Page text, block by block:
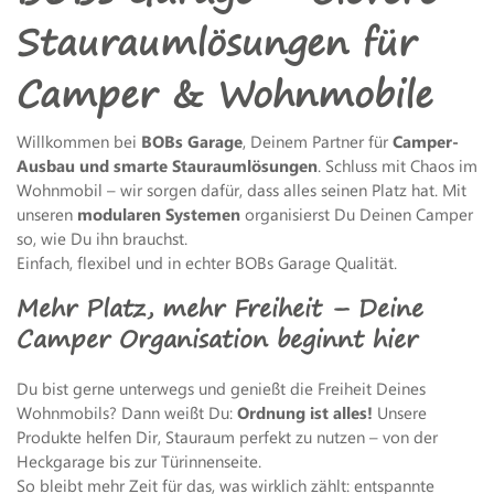
Stauraumlösungen für
Camper & Wohnmobile
Willkommen bei BOBs Garage, Deinem Partner für Camper-
Ausbau und smarte Stauraumlösungen. Schluss mit Chaos im
Wohnmobil – wir sorgen dafür, dass alles seinen Platz hat. Mit
unseren modularen Systemen organisierst Du Deinen Camper
so, wie Du ihn brauchst.
Einfach, flexibel und in echter BOBs Garage Qualität.
Mehr Platz, mehr Freiheit – Deine
Camper Organisation beginnt hier
Du bist gerne unterwegs und genießt die Freiheit Deines
Wohnmobils? Dann weißt Du: Ordnung ist alles! Unsere
Produkte helfen Dir, Stauraum perfekt zu nutzen – von der
Heckgarage bis zur Türinnenseite.
So bleibt mehr Zeit für das, was wirklich zählt: entspannte